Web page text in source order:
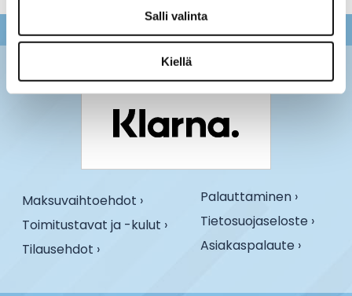
Salli valinta
Kiellä
Maksuvaihtoehdot ›
Toimitustavat ja -kulut ›
Tilausehdot ›
Palauttaminen ›
Tietosuojaseloste ›
Asiakaspalaute ›